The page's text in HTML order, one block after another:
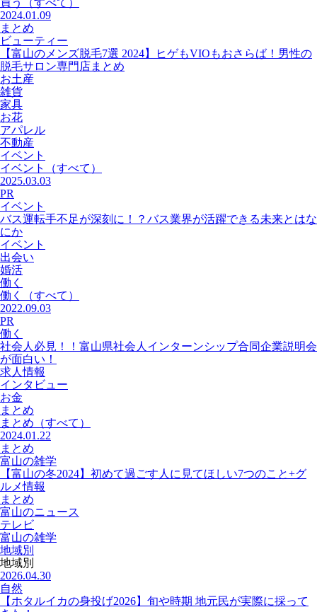
買う
（すべて）
2024.01.09
まとめ
ビューティー
【富山のメンズ脱毛7選 2024】ヒゲもVIOもおさらば！男性の
脱毛サロン専門店まとめ
お土産
雑貨
家具
お花
アパレル
不動産
イベント
イベント
（すべて）
2025.03.03
PR
イベント
バス運転手不足が深刻に！？バス業界が活躍できる未来とはな
にか
イベント
出会い
婚活
働く
働く
（すべて）
2022.09.03
PR
働く
社会人必見！！富山県社会人インターンシップ合同企業説明会
が面白い！
求人情報
インタビュー
お金
まとめ
まとめ （すべて）
2024.01.22
まとめ
富山の雑学
【富山の冬2024】初めて過ごす人に見てほしい7つのこと+グ
ルメ情報
まとめ
富山のニュース
テレビ
富山の雑学
地域別
地域別
2026.04.30
自然
【ホタルイカの身投げ2026】旬や時期 地元民が実際に採って